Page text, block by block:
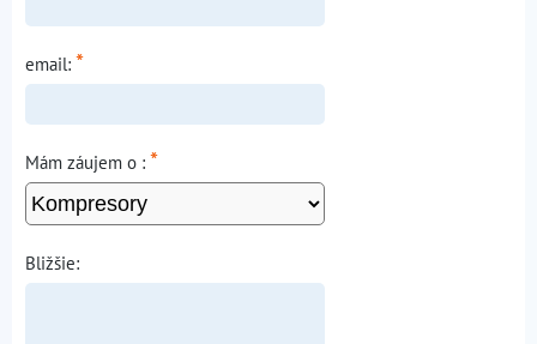
email: *
Mám záujem o : *
Bližšie: